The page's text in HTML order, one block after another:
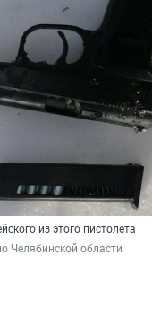
из этого пистолета
Челябинской области